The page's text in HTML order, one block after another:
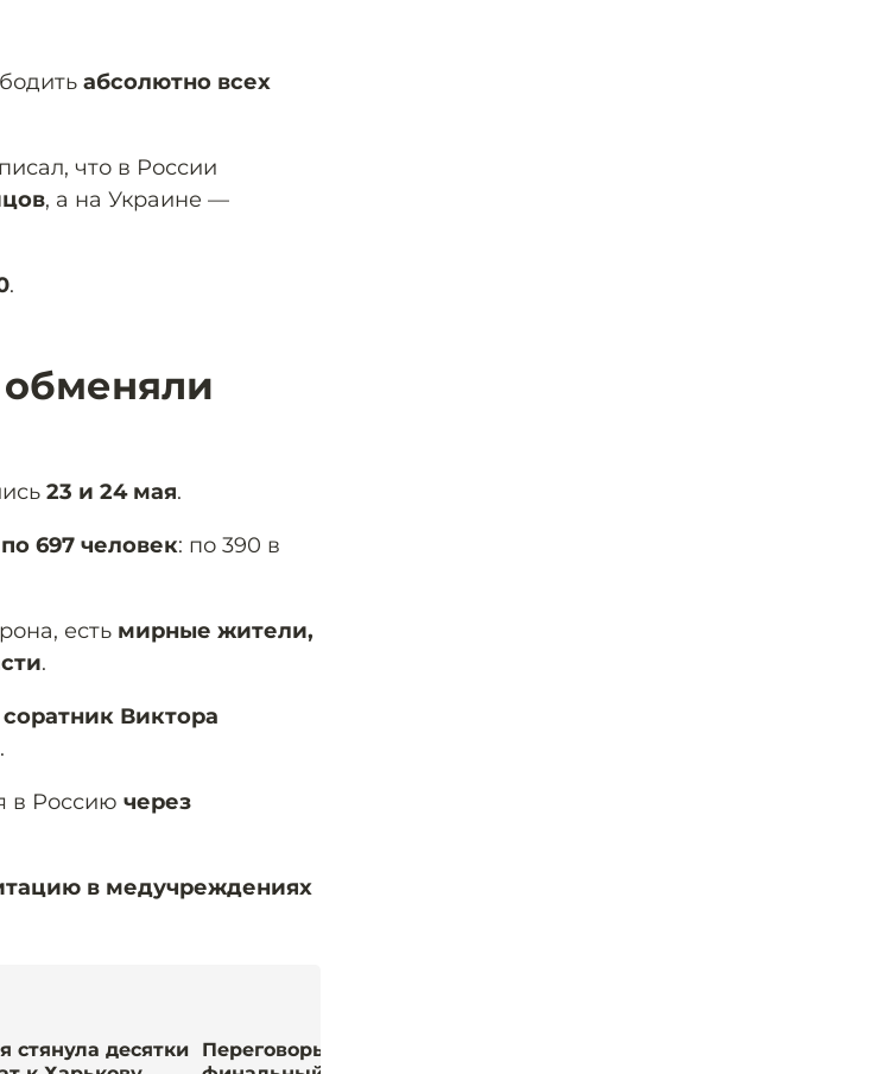
абсолютно всех
что в России
, а на Украине —
.
23 и 24 мая.
по 697 человек: по 390 в
есть мирные жители,
.
соратник Виктора
.
в Россию через
в медучреждениях
стянула десятки
Переговоры в Стамбуле: